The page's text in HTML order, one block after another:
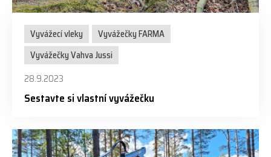
Vyvážecí vleky
Vyvážečky FARMA
Vyvážečky Vahva Jussi
28.9.2023
Sestavte si vlastní vyvážečku